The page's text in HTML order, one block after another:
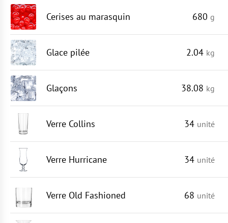
Cerises au marasquin 680 g
Glace pilée 2.04 kg
Glaçons 38.08 kg
Verre Collins 34 unité
Verre Hurricane 34 unité
Verre Old Fashioned 68 unité